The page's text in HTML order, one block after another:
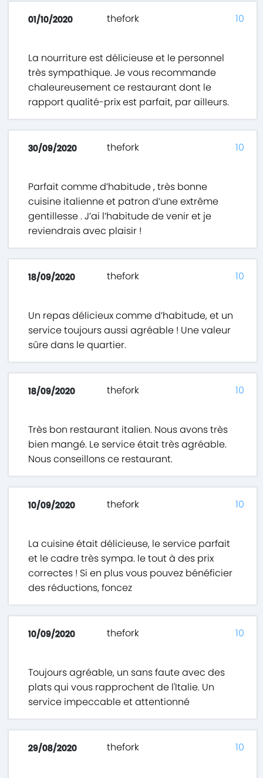
01/10/2020 thefork
La nourriture est délicieuse et le personnel
très sympathique. Je vous recommande
chaleureusement ce restaurant dont le
rapport qualité-prix est parfait, par ailleurs.
10
30/09/2020 thefork
Parfait comme d’habitude , très bonne
cuisine italienne et patron d’une extrême
gentillesse . J’ai l’habitude de venir et je
reviendrais avec plaisir !
10
18/09/2020 thefork
Un repas délicieux comme d’habitude, et un
service toujours aussi agréable ! Une valeur
sûre dans le quartier.
10
18/09/2020 thefork
Très bon restaurant italien. Nous avons très
bien mangé. Le service était très agréable.
Nous conseillons ce restaurant.
10
10/09/2020 thefork
La cuisine était délicieuse, le service parfait
et le cadre très sympa. le tout à des prix
correctes ! Si en plus vous pouvez bénéficier
des réductions, foncez
10
10/09/2020 thefork
Toujours agréable, un sans faute avec des
plats qui vous rapprochent de l'Italie. Un
service impeccable et attentionné
10
29/08/2020 thefork 10